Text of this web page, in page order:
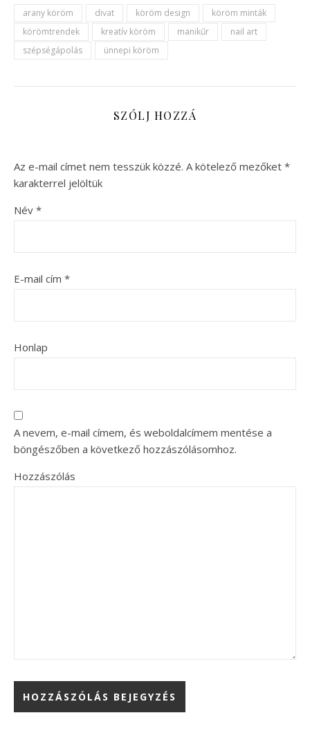
arany köröm divat köröm design
köröm minták
körömtrendek
kreatív köröm manikűr
nail art
szépségápolás
ünnepi köröm
SZÓLJ HOZZÁ
Az e-mail címet nem tesszük közzé. A kötelező mezőket *
karakterrel jelöltük
Név *
E-mail cím *
Honlap
A nevem, e-mail címem, és weboldalcímem mentése a
böngészőben a következő hozzászólásomhoz.
Hozzászólás